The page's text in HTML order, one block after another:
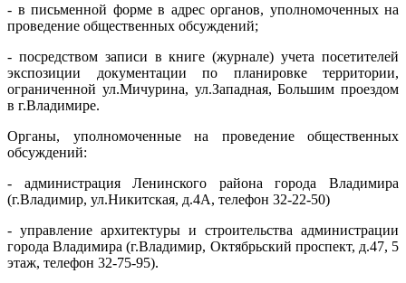
- в письменной форме в адрес органов, уполномоченных на
проведение общественных обсуждений;
- посредством записи в книге (журнале) учета посетителей
экспозиции документации по планировке территории,
ограниченной ул.Мичурина, ул.Западная, Большим проездом
в г.Владимире.
Органы, уполномоченные на проведение общественных
обсуждений:
- администрация Ленинского района города Владимира
(г.Владимир, ул.Никитская, д.4А, телефон 32-22-50)
- управление архитектуры и строительства администрации
города Владимира (г.Владимир, Октябрьский проспект, д.47, 5
этаж, телефон 32-75-95).